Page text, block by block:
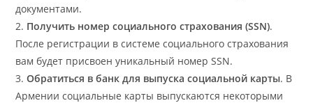
документами.
2. Получить номер социального страхования (SSN).
После регистрации в системе социального страхования
вам будет присвоен уникальный номер SSN.
3.Обратиться в банк для выпуска социальной карты. В
Армении социальные карты выпускаются некоторыми